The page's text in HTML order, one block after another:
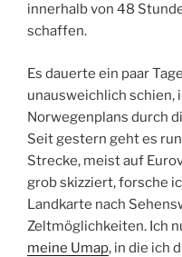
innerhalb von 48
schaffen.
Es dauerte ein paar
unausweichlich schien,
Norwegenplans durch
Seit gestern geht es
Strecke, meist auf
grob skizziert, forsche
Landkarte nach
Zeltmöglichkeiten. Ich
meine Umap, in die ich